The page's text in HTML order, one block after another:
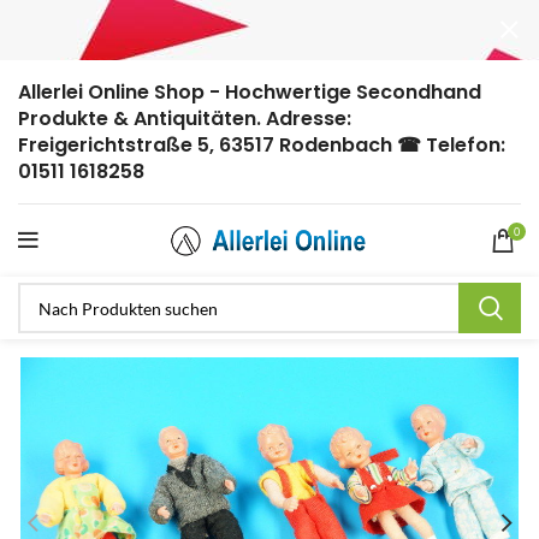
Allerlei Online Shop - Hochwertige Secondhand
Produkte & Antiquitäten. Adresse:
Freigerichtstraße 5, 63517 Rodenbach ☎ Telefon:
01511 1618258
0